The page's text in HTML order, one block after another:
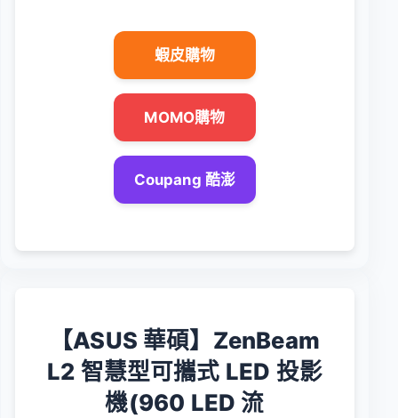
蝦皮購物
MOMO購物
Coupang 酷澎
【ASUS 華碩】ZenBeam
L2 智慧型可攜式 LED 投影
機(960 LED 流